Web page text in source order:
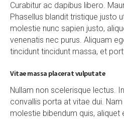
Curabitur ac dapibus libero.
Phasellus blandit tristique justo
molestie nunc sapien justo,
venenatis nec purus. Aliquam
tincidunt tincidunt massa, et
Vitae massa placerat vulputate
Nullam non scelerisque lectus.
convallis porta at vitae dui.
molestie bibendum quis, aliquet